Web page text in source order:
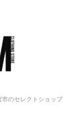
のセレクトショップ